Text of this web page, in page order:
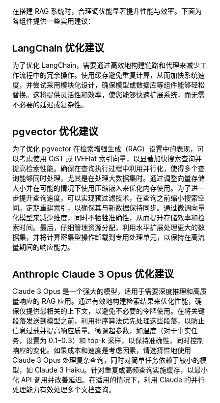
在搭建 RAG 系统时，合理调优能显著提升性能与效率。下面为
各组件提供一些实用建议：
LangChain 优化建议
为了优化 LangChain，需要通过高效地构建链路和代理来减少工
作流程中的冗余操作。使用缓存避免重复计算，从而加快系统速
度，并尝试采用模块化设计，确保模型或数据库等组件能够轻松
替换。这将提供灵活性和效率，使您能够快速扩展系统，而无需
不必要的延迟或复杂性。
pgvector 优化建议
为了优化 pgvector 在检索增强生成（RAG）设置中的表现，可
以考虑使用 GiST 或 IVFFlat 索引向量，以显著加快搜索查询并
提高检索性能。确保在查询执行过程中利用并行化，使得多个查
询能够同时处理，尤其是在处理大数据集时。通过调整向量存储
大小并在可能的情况下使用压缩嵌入来优化内存使用。为了进一
步提升查询速度，可以实现预过滤技术，在查询之前缩小搜索空
间。定期重建索引，以确保其与新数据保持同步。通过微调向量
化模型来减少维度，同时不牺牲准确性，从而提升存储效率和检
索时间。最后，仔细管理资源分配，利用水平扩展处理更大的数
据集，并将计算密集型操作卸载到专用处理单元，以保持在高流
量期间的响应能力。
Anthropic Claude 3 Opus 优化建议
Claude 3 Opus 是一个强大的模型，适用于需要深度推理和高质
量响应的 RAG 应用。通过有效地构建检索结果来优化性能，确
保仅提供最相关的上下文，以避免不必要的令牌使用。在将关键
段落发送到模型之前，利用排序算法优先处理这些段落，以防止
信息过载并提高响应质量。微调超参数，如温度（对于事实任
务，设置为 0.1–0.3）和 top-k 采样，以保持准确性，同时控制
响应的变化。如果成本和速度是考虑因素，请选择性地使用
Claude 3 Opus 处理复杂查询，同时对简单任务依赖于较小的模
型，如 Claude 3 Haiku。针对重复或高频查询实施缓存，以最小
化 API 调用并改善延迟。在适用的情况下，利用 Claude 的并行
处理能力有效处理多个文档查询。